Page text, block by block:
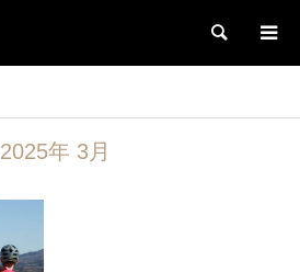
検索
2025年 3月